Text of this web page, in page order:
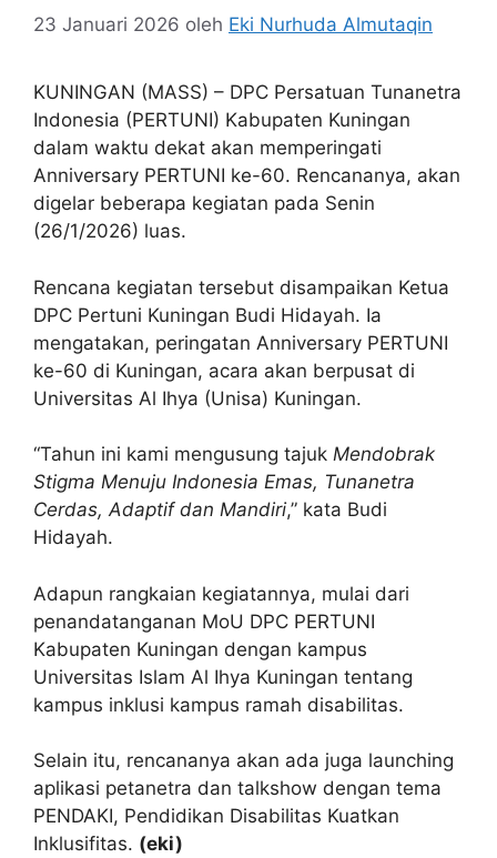
23 Januari 2026 oleh Eki Nurhuda Almutaqin
KUNINGAN (MASS) – DPC Persatuan Tunanetra
Indonesia (PERTUNI) Kabupaten Kuningan
dalam waktu dekat akan memperingati
Anniversary PERTUNI ke-60. Rencananya, akan
digelar beberapa kegiatan pada Senin
(26/1/2026) luas.
Rencana kegiatan tersebut disampaikan Ketua
DPC Pertuni Kuningan Budi Hidayah. Ia
mengatakan, peringatan Anniversary PERTUNI
ke-60 di Kuningan, acara akan berpusat di
Universitas Al Ihya (Unisa) Kuningan.
“Tahun ini kami mengusung tajuk Mendobrak
Stigma Menuju Indonesia Emas, Tunanetra
Cerdas, Adaptif dan Mandiri,” kata Budi
Hidayah.
Adapun rangkaian kegiatannya, mulai dari
penandatanganan MoU DPC PERTUNI
Kabupaten Kuningan dengan kampus
Universitas Islam Al Ihya Kuningan tentang
kampus inklusi kampus ramah disabilitas.
Selain itu, rencananya akan ada juga launching
aplikasi petanetra dan talkshow dengan tema
PENDAKI, Pendidikan Disabilitas Kuatkan
Inklusifitas. (eki)